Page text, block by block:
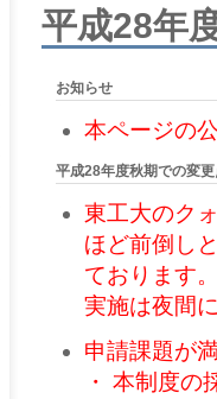
平成28年
お知らせ
本ページの
平成28年度秋期での変
東工大のク
ほど前倒し
ております
実施は夜間
申請課題が
・ 本制度